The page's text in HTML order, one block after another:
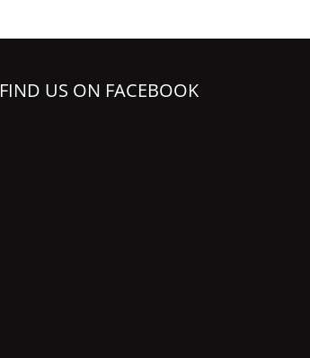
FIND US ON FACEBOOK